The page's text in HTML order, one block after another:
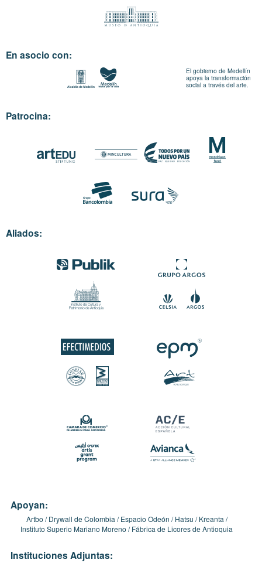
En asocio con:
El gobierno de Medellín
apoya la transformación
social a través del arte.
Patrocina:
Aliados:
Apoyan:
Artbo Drywall de Colombia Espacio Odeón Hatsu
Kreanta
Instituto Superio Mariano Moreno
Fábrica de Licores de Antioquia
Instituciones Adjuntas: